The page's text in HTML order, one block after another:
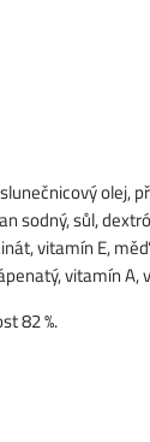
sodný, sůl,
vitamín E,
vitamín A,
82 %.